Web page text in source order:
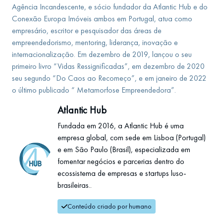
Agência Incandescente, e sócio fundador da Atlantic Hub e do
Conexão Europa Imóveis ambos em Portugal, atua como
empresário, escritor e pesquisador das áreas de
empreendedorismo, mentoring, liderança, inovação e
internacionalização. Em dezembro de 2019, lançou o seu
primeiro livro “Vidas Ressignificadas”, em dezembro de 2020
seu segundo “Do Caos ao Recomeço”, e em janeiro de 2022
o último publicado “ Metamorfose Empreendedora”.
Atlantic Hub
Fundada em 2016, a Atlantic Hub é uma
empresa global, com sede em Lisboa (Portugal)
e em São Paulo (Brasil), especializada em
fomentar negócios e parcerias dentro do
ecossistema de empresas e startups luso-
brasileiras..
Conteúdo criado por humano